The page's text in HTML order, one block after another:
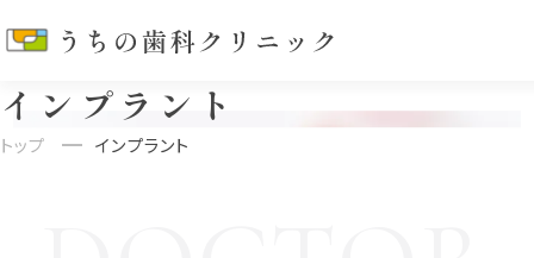
インプラント
トップ インプラント